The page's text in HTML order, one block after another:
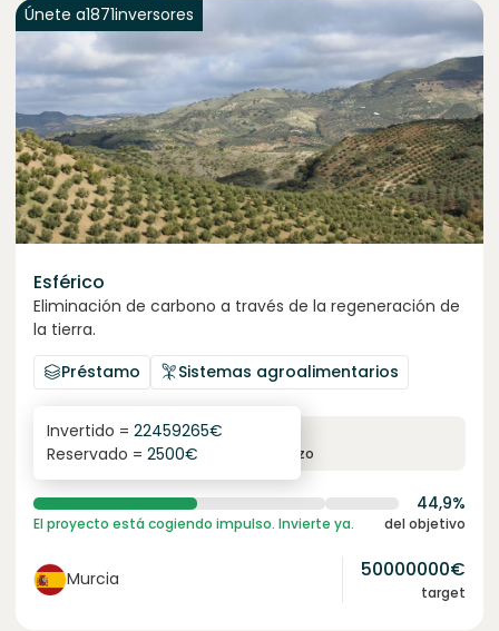
Únete a1871inversores
Esférico
Eliminación de carbono a través de la regeneración de
la tierra.
Préstamo
Sistemas agroalimentarios
6.3%
interés anual plazo
Invertido = 22459265€
Reservado = 2500€
44,9%
El proyecto está cogiendo impulso. Invierte ya. del objetivo
Murcia 50000000€
target